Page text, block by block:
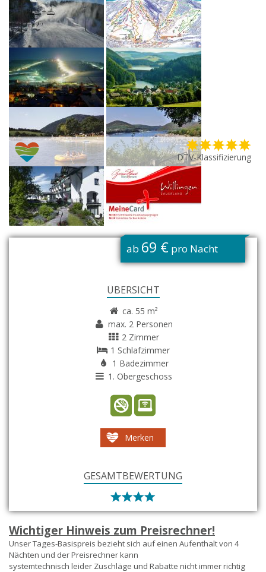
DTV-Klassifizierung
ab 69 € pro Nacht
ÜBERSICHT
ca. 55 m²
max. 2 Personen
2 Zimmer
1 Schlafzimmer
1 Badezimmer
1. Obergeschoss
Merken
GESAMTBEWERTUNG
Wichtiger Hinweis zum Preisrechner!
Unser Tages-Basispreis bezieht sich auf einen Aufenthalt von 4
Nächten und der Preisrechner kann
systemtechnisch leider Zuschläge und Rabatte nicht immer richtig